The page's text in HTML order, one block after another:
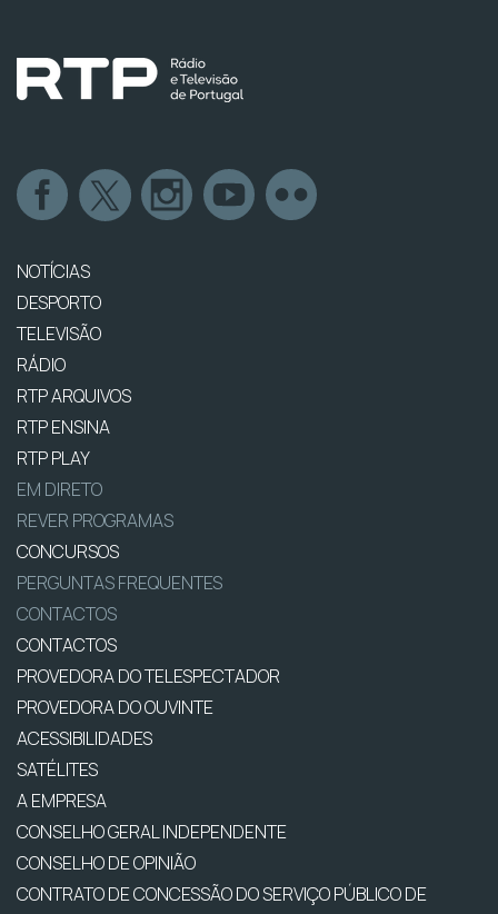
NOTÍCIAS
DESPORTO
TELEVISÃO
RÁDIO
RTP ARQUIVOS
RTP ENSINA
RTP PLAY
EM DIRETO
REVER PROGRAMAS
CONCURSOS
PERGUNTAS FREQUENTES
CONTACTOS
CONTACTOS
PROVEDORA DO TELESPECTADOR
PROVEDORA DO OUVINTE
ACESSIBILIDADES
SATÉLITES
A EMPRESA
CONSELHO GERAL INDEPENDENTE
CONSELHO DE OPINIÃO
CONTRATO DE CONCESSÃO DO SERVIÇO PÚBLICO DE